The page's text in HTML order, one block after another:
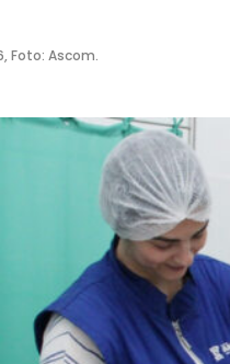
Foto: Ascom.